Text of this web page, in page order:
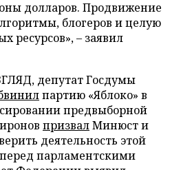
долларов. Продвижение
блогеров и целую
ресурсов», – заявил
депутат Госдумы
партию «Яблоко» в
предвыборной
призвалМинюст и
деятельность этой
парламентскими